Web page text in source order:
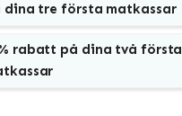
dina tre första matkassar
rabatt på dina två första